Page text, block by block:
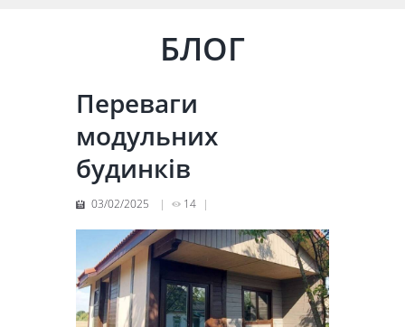
БЛОГ
Переваги
модульних
будинків
03/02/2025 14